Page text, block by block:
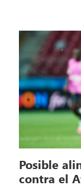
Posible
contra el